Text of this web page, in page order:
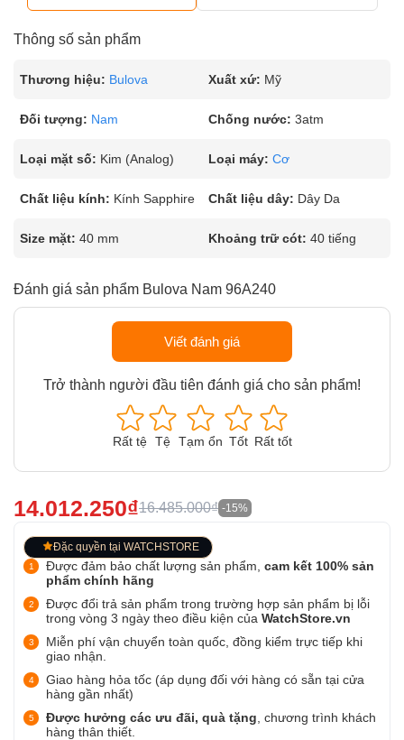
Thông số sản phẩm
Thương hiệu: Bulova Xuất xứ: Mỹ
Đối tượng: Nam Chống nước: 3atm
Loại mặt số: Kim (Analog) Loại máy: Cơ
Chất liệu kính: Kính Sapphire Chất liệu dây: Dây Da
Size mặt: 40 mm Khoảng trữ cót: 40 tiếng
Đánh giá sản phẩm Bulova Nam 96A240
Viết đánh giá
Trở thành người đầu tiên đánh giá cho sản phẩm!
Rất tệ Tệ Tạm ổn Tốt Rất tốt
14.012.250₫16.485.000₫ -15%
Đặc quyền tại WATCHSTORE
Được đảm bảo chất lượng sản phẩm, cam kết 100% sản
phẩm chính hãng
Được đổi trả sản phẩm trong trường hợp sản phẩm bị lỗi
trong vòng 3 ngày theo điều kiện của WatchStore.vn
Miễn phí vận chuyển toàn quốc, đồng kiểm trực tiếp khi
giao nhận.
Giao hàng hỏa tốc (áp dụng đối với hàng có sẵn tại cửa
hàng gần nhất)
Được hưởng các ưu đãi, quà tặng , chương trình khách
hàng thân thiết.